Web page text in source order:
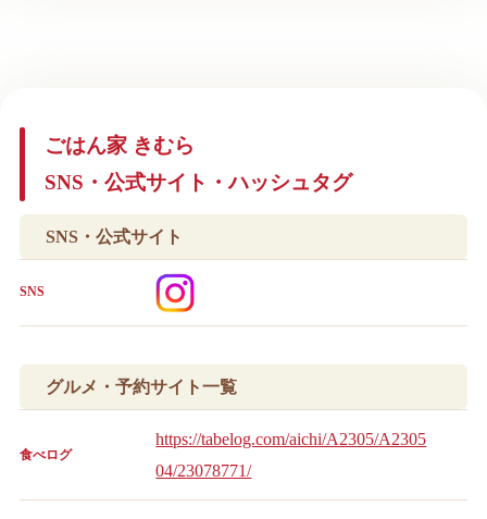
ごはん家 きむら
SNS・公式サイト・ハッシュタグ
SNS・公式サイト
SNS
グルメ・予約サイト一覧
食べログ
https://tabelog.com/aichi/A2305/A2305
04/23078771/